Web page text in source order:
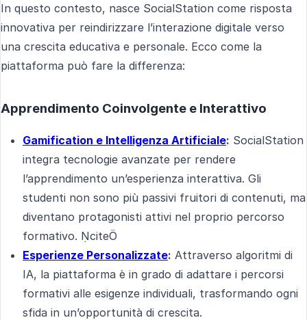
In questo contesto, nasce SocialStation come risposta
innovativa per reindirizzare l’interazione digitale verso
una crescita educativa e personale. Ecco come la
piattaforma può fare la differenza:
Apprendimento Coinvolgente e Interattivo
Gamification e Intelligenza Artificiale: SocialStation
integra tecnologie avanzate per rendere
l’apprendimento un’esperienza interattiva. Gli
studenti non sono più passivi fruitori di contenuti, ma
diventano protagonisti attivi nel proprio percorso
formativo. cite
Esperienze Personalizzate: Attraverso algoritmi di
IA, la piattaforma è in grado di adattare i percorsi
formativi alle esigenze individuali, trasformando ogni
sfida in un’opportunità di crescita.